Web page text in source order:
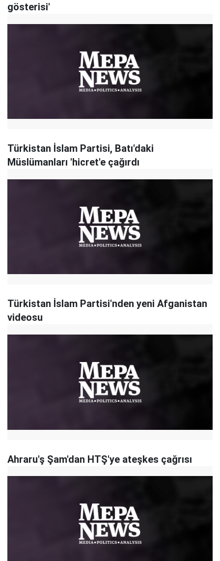
gösterisi'
Türkistan İslam Partisi, Batı'daki
Müslümanları 'hicret'e çağırdı
Türkistan İslam Partisi'nden yeni Afganistan
videosu
Ahraru'ş Şam'dan HTŞ'ye ateşkes çağrısı